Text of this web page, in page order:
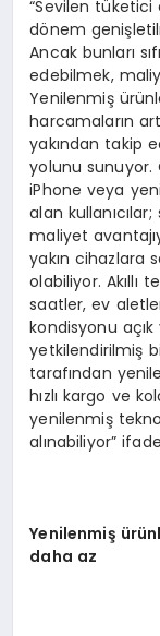
“Sevilen tüketici
dönem
Ancak bunları
edebilmek,
Yenilenmiş
harcamaların
yakından takip
yolunu sunuyor.
iPhone veya
alan kullanıcılar;
maliyet
yakın cihazlara
olabiliyor. Akıllı
saatler, ev
kondisyonu
yetkilendirilmiş
tarafından
hızlı kargo ve
yenilenmiş
alınabiliyor”
Yenilenmiş
daha az